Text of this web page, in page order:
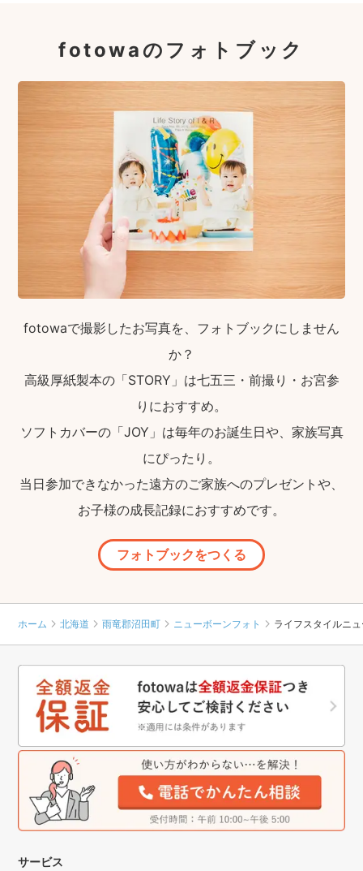
fotowaのフォトブック
fotowaで撮影したお写真を、フォトブックにしません
か？
高級厚紙製本の「STORY」は七五三・前撮り・お宮参
りにおすすめ。
ソフトカバーの「JOY」は毎年のお誕生日や、家族写真
にぴったり。
当日参加できなかった遠方のご家族へのプレゼントや、
お子様の成長記録におすすめです。
フォトブックをつくる
ホーム 北海道 雨竜郡沼田町 ニューボーンフォト ライフスタイルニ
サービス